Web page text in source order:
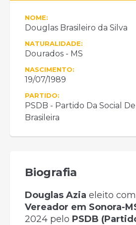
NOME:
Douglas Brasileiro da Silva
NATURALIDADE:
Dourados - MS
NASCIMENTO:
19/07/1989
PARTIDO:
PSDB - Partido Da Social
Brasileira
Biografia
Douglas Azia eleito
Vereador em Sonora-
2024 pelo PSDB